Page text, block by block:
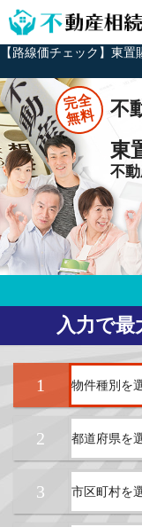
【路線価チェック】東
完全
無料 不
東
不
入力で最
1
2
3